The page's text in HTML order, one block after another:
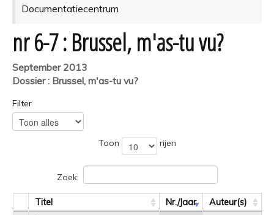
Documentatiecentrum
nr 6-7 : Brussel, m'as-tu vu?
September 2013
Dossier : Brussel, m'as-tu vu?
Filter
Toon rijen
Zoek:
Titel Nr./Jaar
Auteur(s)